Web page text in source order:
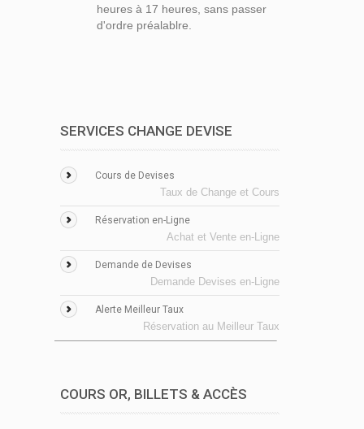
heures à 17 heures, sans passer
d'ordre préalablre.
SERVICES CHANGE DEVISE
Cours de Devises
Taux de Change et Cours
Réservation en-Ligne
Achat et Vente en-Ligne
Demande de Devises
Demande Devises en-Ligne
Alerte Meilleur Taux
Réservation au Meilleur Taux
COURS OR, BILLETS & ACCÈS